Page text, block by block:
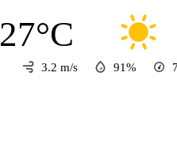
27°C
3.2 m/s 91%